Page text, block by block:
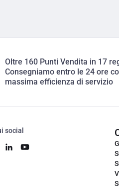
Oltre 160 Punti Vendita in 17
Consegniamo entro le 24 ore
massima efficienza di servizio
social